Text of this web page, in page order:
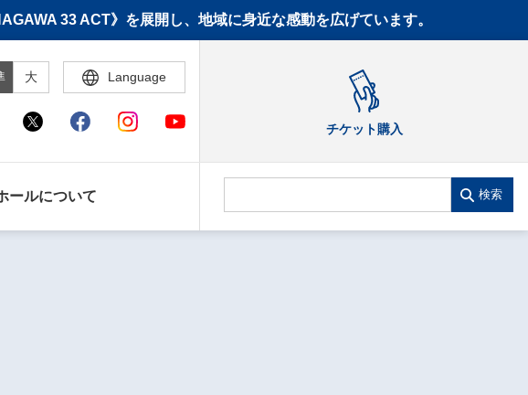
33 ACT》を展開し、地域に身近な感動を広げています。
大 Language
チケット購入
ールについて 検索